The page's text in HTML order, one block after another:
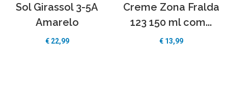
Sol Girassol 3-5A
Amarelo
€ 22,99
Creme Zona Fralda
123 150 ml com...
€ 13,99